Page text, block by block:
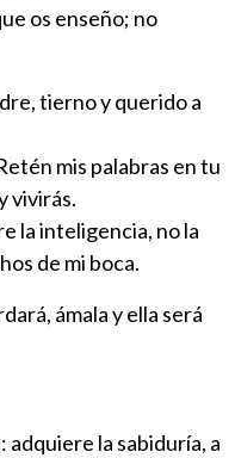
os enseño; no
tierno y querido a
mis palabras en tu
vivirás.
la inteligencia, no la
de mi boca.
ámala y ella será
adquiere la sabiduría, a